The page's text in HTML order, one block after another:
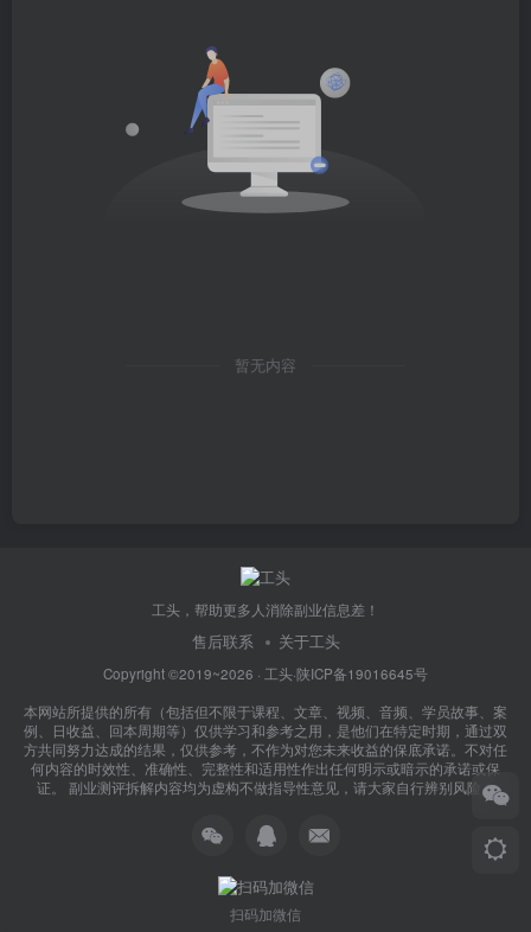
暂无内容
工头，帮助更多人消除副业信息差！
售后联系 关于工头
Copyright ©2019~2026 · 工头·陕ICP备19016645号
本网站所提供的所有（包括但不限于课程、文章、视频、音频、学员故事、案
例、日收益、回本周期等）仅供学习和参考之用，是他们在特定时期，通过双
方共同努力达成的结果，仅供参考，不作为对您未来收益的保底承诺。不对任
何内容的时效性、准确性、完整性和适用性作出任何明示或暗示的承诺或保
证。 副业测评拆解内容均为虚构不做指导性意见，请大家自行辨别风险！
扫码加微信